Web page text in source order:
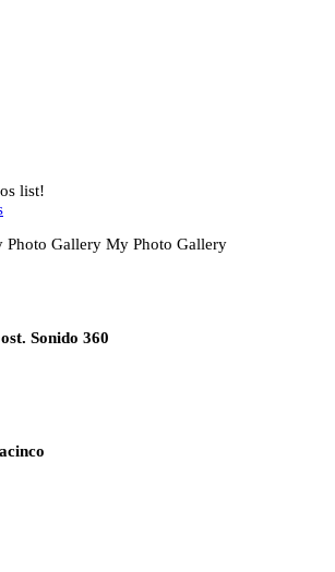
list!
Photo Gallery My Photo Gallery
Sonido 360